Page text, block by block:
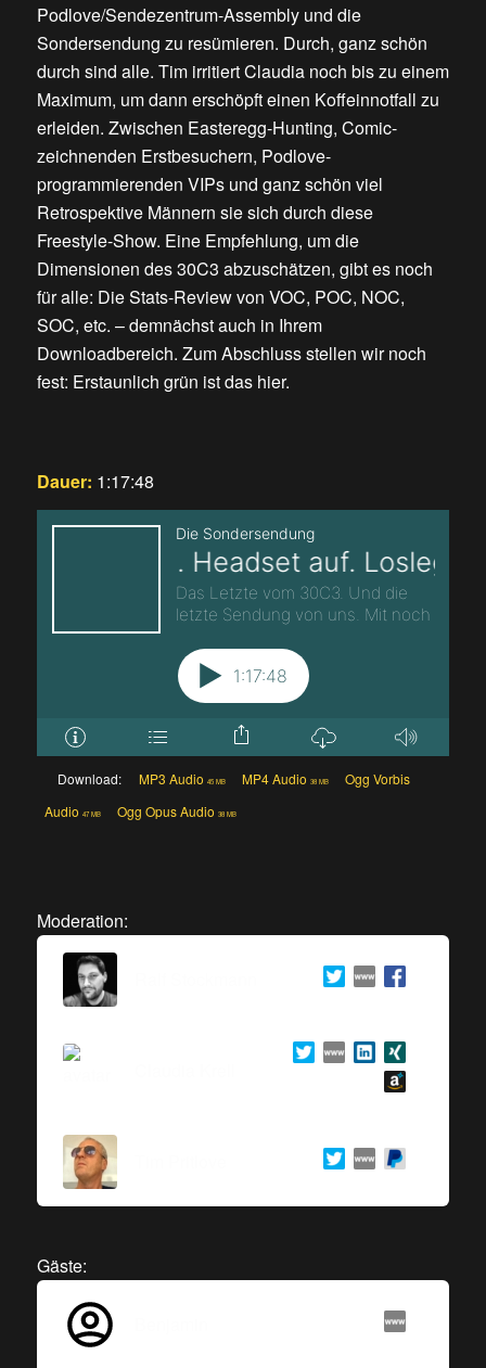
Podlove/Sendezentrum-Assembly und die
Sondersendung zu resümieren. Durch, ganz schön
durch sind alle. Tim irritiert Claudia noch bis zu einem
Maximum, um dann erschöpft einen Koffeinnotfall zu
erleiden. Zwischen Easteregg-Hunting, Comic-
zeichnenden Erstbesuchern, Podlove-
programmierenden VIPs und ganz schön viel
Retrospektive Männern sie sich durch diese
Freestyle-Show. Eine Empfehlung, um die
Dimensionen des 30C3 abzuschätzen, gibt es noch
für alle: Die Stats-Review von VOC, POC, NOC,
SOC, etc. – demnächst auch in Ihrem
Downloadbereich. Zum Abschluss stellen wir noch
fest: Erstaunlich grün ist das hier.
Dauer: 1:17:48
Download: MP3 Audio 45 MB MP4 Audio 38 MB
Ogg Vorbis
Audio 47 MB Ogg Opus Audio 38 MB
Moderation:
Gäste: